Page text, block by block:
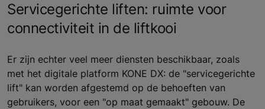
Servicegerichte liften: ruimte voor
connectiviteit in de liftkooi
Er zijn echter veel meer diensten beschikbaar, zoals
met het digitale platform KONE DX: de "servicegerichte
lift" kan worden afgestemd op de behoeften van
gebruikers, voor een "op maat gemaakt" gebouw. De